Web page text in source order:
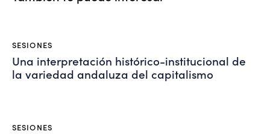
SESIONES
Una interpretación histórico-institucional de
la variedad andaluza del capitalismo
SESIONES